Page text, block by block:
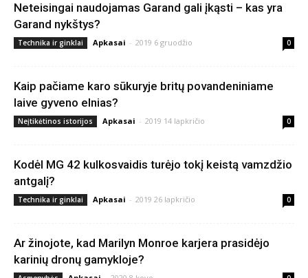
Neteisingai naudojamas Garand gali įkąsti – kas yra
Garand nykštys?
Technika ir ginklai Apkasai - 2019 6 gruodžio 0
Kaip pačiame karo sūkuryje britų povandeniniame
laive gyveno elnias?
Neįtikėtinos istorijos Apkasai - 2019 14 lapkričio 0
Kodėl MG 42 kulkosvaidis turėjo tokį keistą vamzdžio
antgalį?
Technika ir ginklai Apkasai - 2019 26 lapkričio 0
Ar žinojote, kad Marilyn Monroe karjera prasidėjo
karinių dronų gamykloje?